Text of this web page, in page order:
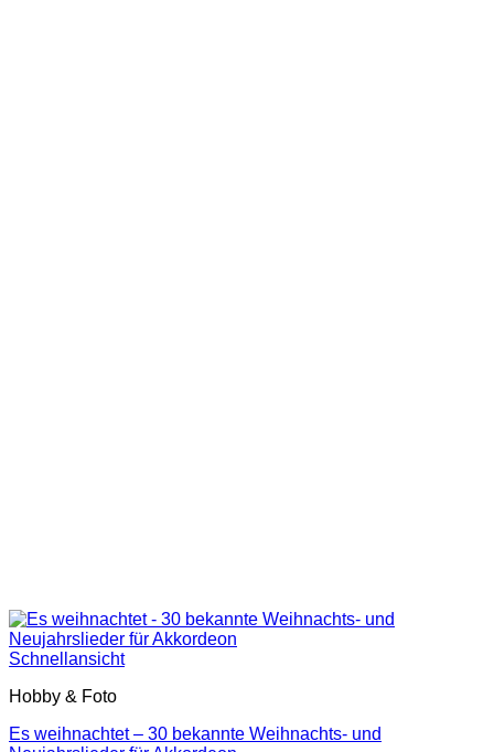
Schnellansicht
Hobby & Foto
Es weihnachtet – 30 bekannte Weihnachts- und